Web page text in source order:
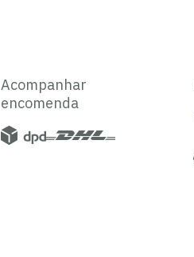
Acompanhar
encomenda